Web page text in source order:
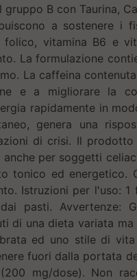
B con Taurina,
a sostenere i
folico, vitamina B6 e
La formulazione
La caffeina
e a migliorare la
rapidamente in
genera una
di crisi. Il
per soggetti
tonico ed energetico.
Istruzioni per l'uso:
pasti. Avvertenze:
di una dieta variata ma
ed uno stile di
fuori dalla portata
mg/dose). Non